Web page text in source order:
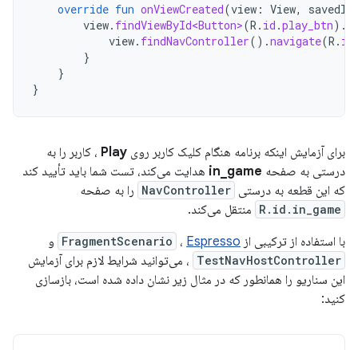
override fun onViewCreated(view : View,
view. findViewById<Button>(R . id .play_btn).
view. findNavController().navigate(R . id
}
}
}
برای آزمایش اینکه برنامه هنگام کلیک کاربر روی Play ، کاربر را به
درستی به صفحه in_game هدایت می‌کند، تست شما باید تأیید کند
که این قطعه به درستی NavController را به صفحه
R.id.in_game منتقل می‌کند.
با استفاده از ترکیبی از
FragmentScenario ، Espresso و
TestNavHostController ، می‌توانید شرایط لازم برای آزمایش
این سناریو را همانطور که در مثال زیر نشان داده شده است، بازسازی
کنید: